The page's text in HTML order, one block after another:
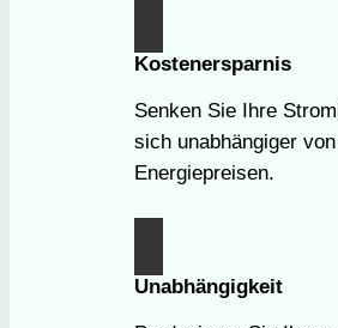
Kostenersparnis
Senken Sie Ihre
sich unabhängiger
Energiepreisen.
Unabhängigkeit